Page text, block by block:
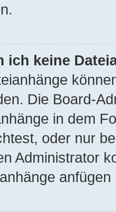
ich keine
Die Board-
in dem
oder nur
Administrator
anfügen